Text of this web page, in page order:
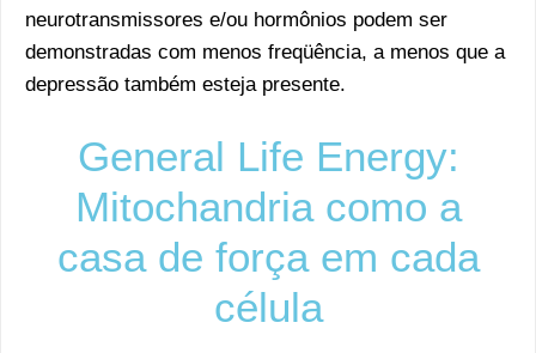
neurotransmissores e/ou hormônios podem ser
demonstradas com menos freqüência, a menos que a
depressão também esteja presente.
General Life Energy:
Mitochandria como a
casa de força em cada
célula